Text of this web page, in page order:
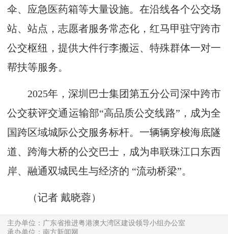
伞、应急医药箱等大量设施。在沿线各个公交场
站、站点，志愿者服务常态化，红马甲驻守跨市
公交枢纽，提供大件行李搬运、特殊群体一对一
帮扶等服务。
2025年，深圳巴士集团第五分公司深中跨市
公交获评交通运输部“高品质公交线路”，成为全
国跨区域城际公交服务标杆。一辆辆穿梭海底隧
道、跨海大桥的公交巴士，成为串联珠江口东西
岸、融通双城民生与经济的 “流动桥梁”。
（记者 戴晓蓉）
主办单位：广东省推进粤港澳大湾区建设领导小组办公室
承办单位：南方新闻网